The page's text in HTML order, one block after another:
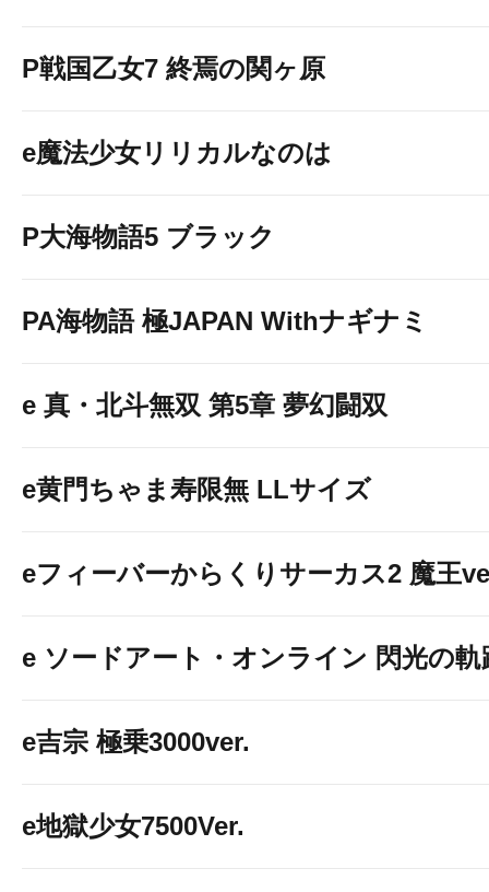
P戦国乙女7 終焉の関ヶ原
e魔法少女リリカルなのは
P大海物語5 ブラック
PA海物語 極JAPAN Withナギナミ
e 真・北斗無双 第5章 夢幻闘双
e黄門ちゃま寿限無 LLサイズ
eフィーバーからくりサーカス2 魔王
e ソードアート・オンライン 閃光の軌
e吉宗 極乗3000ver.
e地獄少女7500Ver.